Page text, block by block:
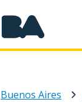
Buenos Aires